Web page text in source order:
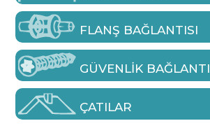
FLANŞ BAĞLANTISI
GÜVENLIK BAĞLANTI
ÇATILAR